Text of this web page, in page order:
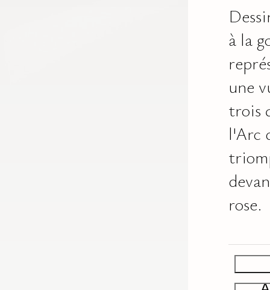
à la
une
trois
l'Arc
rose.